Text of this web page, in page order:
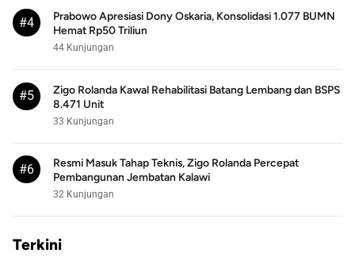
#4
Prabowo Apresiasi Dony Oskaria, Konsolidasi 1.077 BUMN
Hemat Rp50 Triliun
44 Kunjungan
#5
Zigo Rolanda Kawal Rehabilitasi Batang Lembang dan BSPS
8.471 Unit
33 Kunjungan
#6
Resmi Masuk Tahap Teknis, Zigo Rolanda Percepat
Pembangunan Jembatan Kalawi
32 Kunjungan
Terkini